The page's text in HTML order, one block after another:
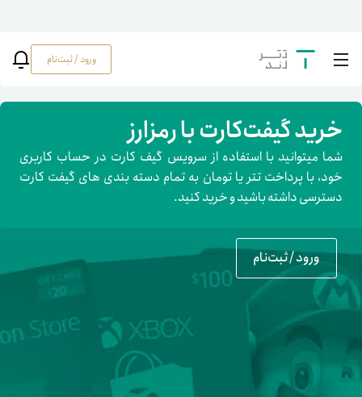
ورود / ثبت‌نام
خرید گیفت‌کارت با رمزارز
شما میتوانید با استفاده از سرویس گیف کارت در حساب کاربری
خود، با پرداخت تتر یا تومان به تمام دسته بندی های گیفت کارت
دسترسی داشته باشید و خرید کنید.
ورود / ثبت‌نام